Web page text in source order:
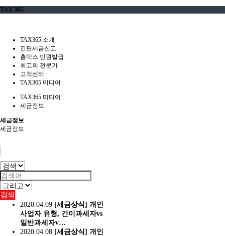
TAX 365
TAX365 소개
간편세금신고
홈택스 민원발급
최고의 전문가
고객센터
TAX365 미디어
TAX365 미디어
세금정보
세금정보
세금정보
검색
2020.04.09 [세금상식] 개인
사업자 유형, 간이과세자vs
일반과세자v…
2020.04.08 [세금상식] 개인